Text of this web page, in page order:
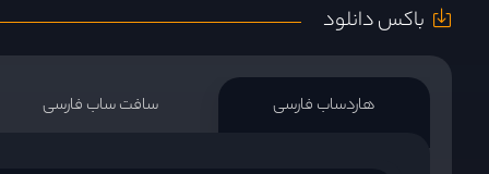
باکس دانلود
هاردساب فارسی سافت ساب فارسی